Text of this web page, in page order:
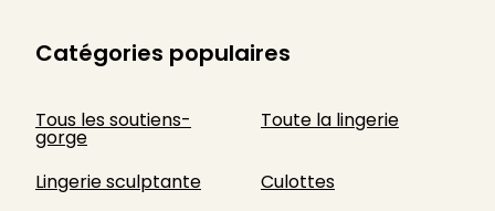
Catégories populaires
Tous les soutiens-
gorge
Toute la lingerie
Lingerie sculptante
Culottes